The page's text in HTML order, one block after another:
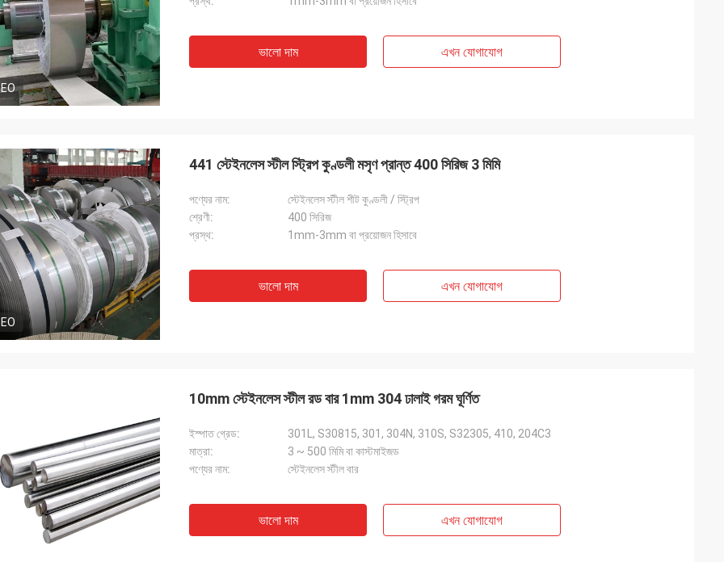
ভালো দাম এখন যোগাযোগ
441 স্টেইনলেস স্টীল স্ট্রিপ কুণ্ডলী মসৃণ প্রান্ত 400 সিরিজ 3 মিমি
পণ্যের নাম:
স্টেইনলেস স্টীল শীট কুণ্ডলী / স্ট্রিপ
শ্রেণী:
400 সিরিজ
প্রস্থ:
1mm-3mm বা প্রয়োজন হিসাবে
ভালো দাম এখন যোগাযোগ
10mm স্টেইনলেস স্টীল রড বার 1mm 304 ঢালাই গরম ঘূর্ণিত
ইস্পাত গ্রেড:
301L, S30815, 301, 304N, 310S, S32305, 410, 204C3
মাত্রা:
3 ~ 500 মিমি বা কাস্টমাইজড
পণ্যের নাম:
স্টেইনলেস স্টীল বার
ভালো দাম এখন যোগাযোগ